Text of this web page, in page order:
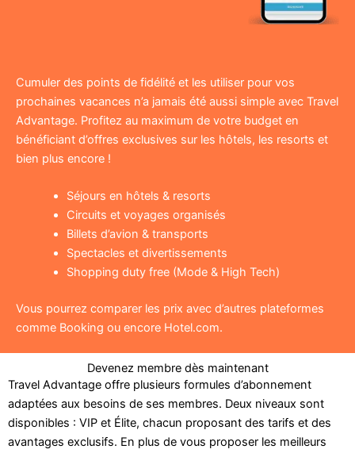
Cumuler des points de fidélité et les utiliser pour vos
prochaines vacances n’a jamais été aussi simple avec Travel
Advantage. Profitez au maximum de votre budget en
bénéficiant d’offres exclusives sur les hôtels, les resorts et
bien plus encore !
Séjours en hôtels & resorts
Circuits et voyages organisés
Billets d’avion & transports
Spectacles et divertissements
Shopping duty free (Mode & High Tech)
Vous pourrez comparer les prix avec d’autres plateformes
comme Booking ou encore Hotel.com.
Devenez membre dès maintenant
Travel Advantage offre plusieurs formules d’abonnement
adaptées aux besoins de ses membres. Deux niveaux sont
disponibles : VIP et Élite, chacun proposant des tarifs et des
avantages exclusifs. En plus de vous proposer les meilleurs